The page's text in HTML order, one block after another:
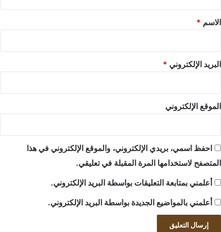
*
الاسم *
البريد الإلكتروني *
الموقع الإلكتروني
احفظ اسمي، بريدي الإلكتروني، والموقع الإلكتروني في هذا
المتصفح لاستخدامها المرة المقبلة في تعليقي.
أعلمني بمتابعة التعليقات بواسطة البريد الإلكتروني.
أعلمني بالمواضيع الجديدة بواسطة البريد الإلكتروني.